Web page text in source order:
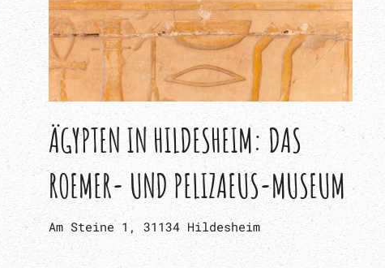
ÄGYPTEN IN HILDESHEIM: DAS
ROEMER- UND PELIZAEUS-MUSEUM
Am Steine 1, 31134 Hildesheim